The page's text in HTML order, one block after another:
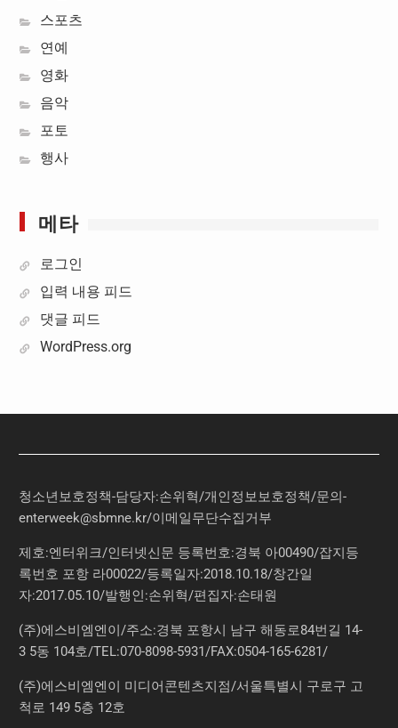
스포츠
연예
영화
음악
포토
행사
메타
로그인
입력 내용 피드
댓글 피드
WordPress.org
청소년보호정책-담당자:손위혁/개인정보보호정책/문의-
enterweek@sbmne.kr/이메일무단수집거부
제호:엔터위크/인터넷신문 등록번호:경북 아00490/잡지등
록번호 포항 라00022/등록일자:2018.10.18/창간일
자:2017.05.10/발행인:손위혁/편집자:손태원
(주)에스비엠엔이/주소:경북 포항시 남구 해동로84번길 14-
3 5동 104호/TEL:070-8098-5931/FAX:0504-165-6281/
(주)에스비엠엔이 미디어콘텐츠지점/서울특별시 구로구 고
척로 149 5층 12호